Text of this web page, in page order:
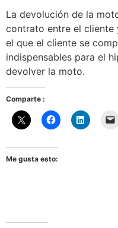
La devolución de la
contrato entre el cliente
el que el cliente se
indispensables para el
devolver la moto.
Comparte :
Me gusta esto: